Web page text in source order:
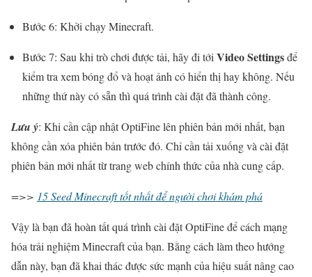
Bước 6: Khởi chạy Minecraft.
Bước 7: Sau khi trò chơi được tải, hãy đi tớiVideo Settingsđể
kiểm tra xem bóng đổ và hoạt ảnh có hiển thị hay không. Nếu
những thứ này có sẵn thì quá trình cài đặt đã thành công.
Lưu ý: Khi cần cập nhật OptiFine lên phiên bản mới nhất, bạn
không cần xóa phiên bản trước đó. Chỉ cần tải xuống và cài đặt
phiên bản mới nhất từ ​​trang web chính thức của nhà cung cấp.
=>> 15 Seed Minecraft tốt nhất để người chơi khám phá
Vậy là bạn đã hoàn tất quá trình cài đặt OptiFine để cách mạng
hóa trải nghiệm Minecraft của bạn. Bằng cách làm theo hướng
dẫn này, bạn đã khai thác được sức mạnh của hiệu suất nâng cao